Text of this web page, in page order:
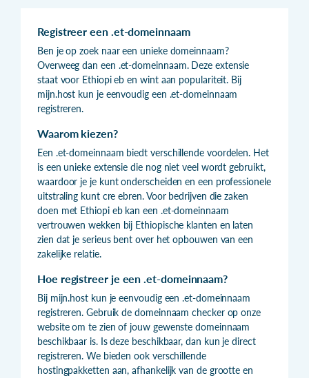
Registreer een .et-domeinnaam
Ben je op zoek naar een unieke domeinnaam?
Overweeg dan een .et-domeinnaam. Deze extensie
staat voor Ethiopi eb en wint aan populariteit. Bij
mijn.host kun je eenvoudig een .et-domeinnaam
registreren.
Waarom kiezen?
Een .et-domeinnaam biedt verschillende voordelen. Het
is een unieke extensie die nog niet veel wordt gebruikt,
waardoor je je kunt onderscheiden en een professionele
uitstraling kunt cre ebren. Voor bedrijven die zaken
doen met Ethiopi eb kan een .et-domeinnaam
vertrouwen wekken bij Ethiopische klanten en laten
zien dat je serieus bent over het opbouwen van een
zakelijke relatie.
Hoe registreer je een .et-domeinnaam?
Bij mijn.host kun je eenvoudig een .et-domeinnaam
registreren. Gebruik de domeinnaam checker op onze
website om te zien of jouw gewenste domeinnaam
beschikbaar is. Is deze beschikbaar, dan kun je direct
registreren. We bieden ook verschillende
hostingpakketten aan, afhankelijk van de grootte en